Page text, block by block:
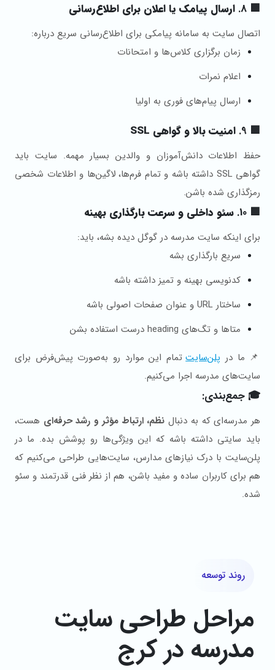
🟩 8. ارسال پیامک یا اعلان برای اطلاع‌رسانی
اتصال سایت به سامانه پیامکی برای اطلاع‌رسانی سریع درباره:
زمان برگزاری کلاس‌ها و امتحانات
اعلام نمرات
ارسال پیام‌های فوری به اولیا
🟩 9. امنیت بالا و گواهی SSL
حفظ اطلاعات دانش‌آموزان و والدین بسیار مهمه. سایت باید
گواهی SSL داشته باشه و تمام فرم‌ها، لاگین‌ها و اطلاعات شخصی
رمزگذاری شده باشن.
🟩 10. سئو داخلی و سرعت بارگذاری بهینه
برای اینکه سایت مدرسه در گوگل دیده بشه، باید:
سریع بارگذاری بشه
کدنویسی بهینه و تمیز داشته باشه
ساختار URL و عنوان صفحات اصولی باشه
متاها و تگ‌های heading درست استفاده بشن
📌 ما در پلن‌سایتتمام این موارد رو به‌صورت پیش‌فرض برای
سایت‌های مدرسه اجرا می‌کنیم.
🎓 جمع‌بندی:
هر مدرسه‌ای که به دنبال نظم، ارتباط مؤثر و رشد حرفه‌ای هست،
باید سایتی داشته باشه که این ویژگی‌ها رو پوشش بده. ما در
پلن‌سایت با درک نیازهای مدارس، سایت‌هایی طراحی می‌کنیم که
هم برای کاربران ساده و مفید باشن، هم از نظر فنی قدرتمند و سئو
شده.
روند توسعه
مراحل طراحی سایت
مدرسه در کرج